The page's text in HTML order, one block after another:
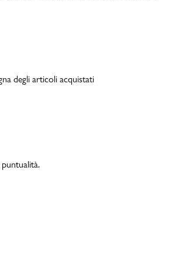
degli articoli acquistati